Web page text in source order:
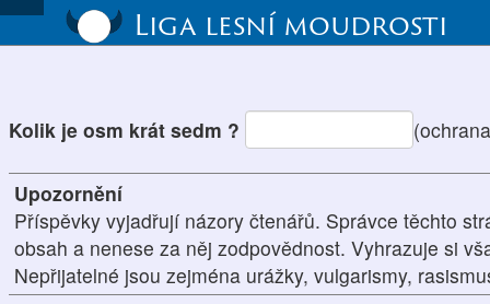
Liga lesní moudrosti
Kolik je osm krát sedm ?
Upozornění
Příspěvky vyjadřují názory čtenářů. Správce těchto
obsah a nenese za něj zodpovědnost. Vyhrazuje si
Nepřijatelné jsou zejména urážky, vulgarismy,